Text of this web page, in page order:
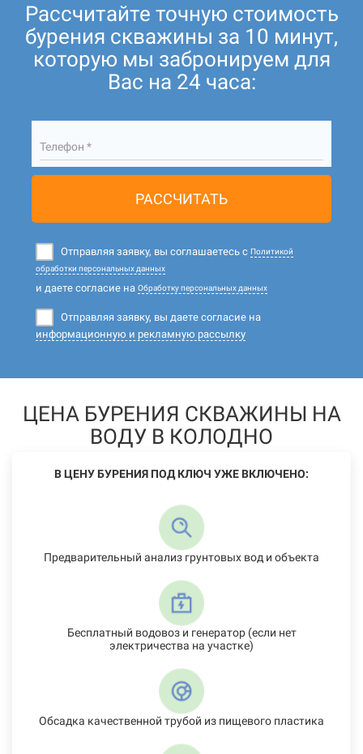
Рассчитайте точную стоимость
бурения скважины за 10 минут,
которую мы забронируем для
Вас на 24 часа:
Телефон *
РАССЧИТАТЬ
Отправляя заявку, вы соглашаетесь с Политикой
обработки персональных данных
и даете согласие на Обработку персональных данных
Отправляя заявку, вы даете согласие на
информационную и рекламную рассылку
ЦЕНА БУРЕНИЯ СКВАЖИНЫ НА
ВОДУ В КОЛОДНО
В ЦЕНУ БУРЕНИЯ ПОД КЛЮЧ УЖЕ ВКЛЮЧЕНО:
Предварительный анализ грунтовых вод и объекта
Бесплатный водовоз и генератор (если нет
электричества на участке)
Обсадка качественной трубой из пищевого пластика